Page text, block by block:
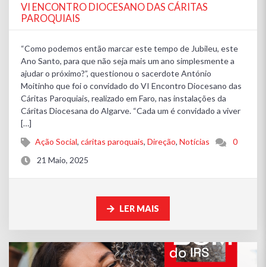
VI ENCONTRO DIOCESANO DAS CÁRITAS
PAROQUIAIS
“Como podemos então marcar este tempo de Jubileu, este
Ano Santo, para que não seja mais um ano simplesmente a
ajudar o próximo?”, questionou o sacerdote António
Moitinho que foi o convidado do VI Encontro Diocesano das
Cáritas Paroquiais, realizado em Faro, nas instalações da
Cáritas Diocesana do Algarve. “Cada um é convidado a viver
[…]
Ação Social,cáritas paroquais,Direção,Notícias
0
21 Maio, 2025
LER MAIS